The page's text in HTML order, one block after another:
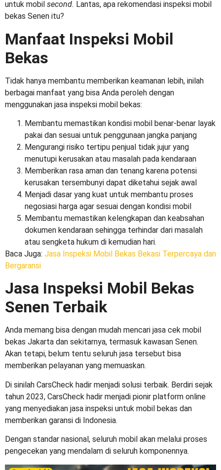
untuk mobil second. Lantas, apa rekomendasi inspeksi mobil
bekas Senen itu?
Manfaat Inspeksi Mobil
Bekas
Tidak hanya membantu memberikan keamanan lebih, inilah
berbagai manfaat yang bisa Anda peroleh dengan
menggunakan jasa inspeksi mobil bekas:
Membantu memastikan kondisi mobil benar-benar layak
pakai dan sesuai untuk penggunaan jangka panjang
Mengurangi risiko tertipu penjual tidak jujur yang
menutupi kerusakan atau masalah pada kendaraan
Memberikan rasa aman dan tenang karena potensi
kerusakan tersembunyi dapat diketahui sejak awal
Menjadi dasar yang kuat untuk membantu proses
negosiasi harga agar sesuai dengan kondisi mobil
Membantu memastikan kelengkapan dan keabsahan
dokumen kendaraan sehingga terhindar dari masalah
atau sengketa hukum di kemudian hari.
Baca Juga: Jasa Inspeksi Mobil Bekas Bekasi Terpercaya dan
Bergaransi
Jasa Inspeksi Mobil Bekas
Senen Terbaik
Anda memang bisa dengan mudah mencari jasa cek mobil
bekas Jakarta dan sekitarnya, termasuk kawasan Senen.
Akan tetapi, belum tentu seluruh jasa tersebut bisa
memberikan pelayanan yang memuaskan.
Di sinilah CarsCheck hadir menjadi solusi terbaik. Berdiri sejak
tahun 2023, CarsCheck hadir menjadi pionir platform online
yang menyediakan jasa inspeksi untuk mobil bekas dan
memberikan garansi di Indonesia.
Dengan standar nasional, seluruh mobil akan melalui proses
pengecekan yang mendalam di seluruh komponennya.